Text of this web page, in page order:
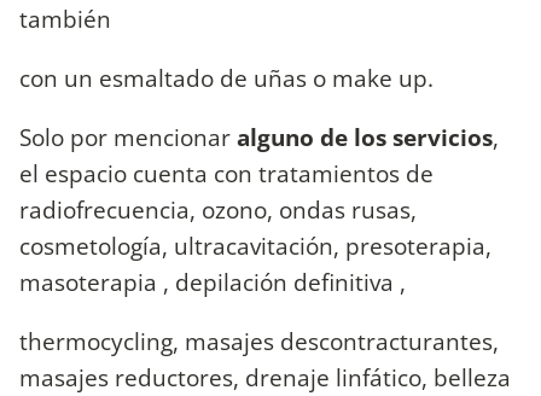
también
con un esmaltado de uñas o make up.
Solo por mencionaralguno de los servicios,
el espacio cuenta con tratamientos de
radiofrecuencia, ozono, ondas rusas,
cosmetología, ultracavitación, presoterapia,
masoterapia , depilación definitiva ,
thermocycling, masajes descontracturantes,
masajes reductores, drenaje linfático, belleza